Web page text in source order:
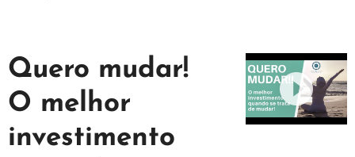
Quero mudar!
O melhor
investimento